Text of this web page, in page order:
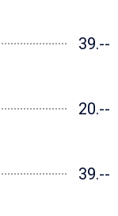
39.--
20.--
39.--